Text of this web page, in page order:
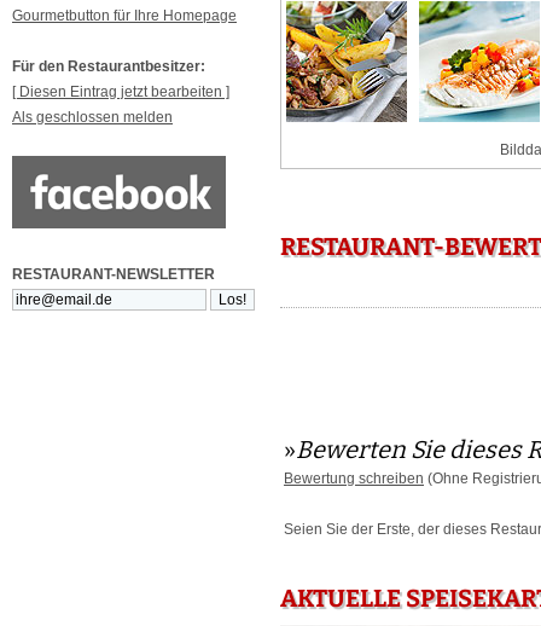
Gourmetbutton für Ihre Homepage
Für den Restaurantbesitzer:
[ Diesen Eintrag jetzt bearbeiten ]
Als geschlossen melden
RESTAURANT-NEWSLETTER
RESTAURANT-
»Bewerten Sie dieses
Bewertung schreiben (Ohne
Seien Sie der Erste, der dieses
AKTUELLE